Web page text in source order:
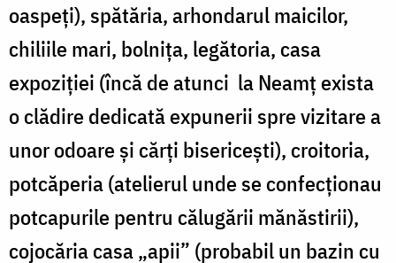
oaspeți), spătăria, arhondarul maicilor,
chiliile mari, bolnița, legătoria, casa
expoziției (încă de atunci la Neamț exista
o clădire dedicată expunerii spre vizitare a
unor odoare și cărți bisericești), croitoria,
potcăperia (atelierul unde se confecționau
potcapurile pentru călugării mănăstirii),
cojocăria casa „apii” (probabil un bazin cu